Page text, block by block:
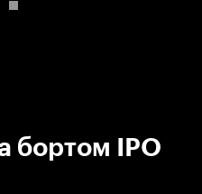
бортом IPO